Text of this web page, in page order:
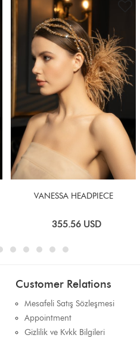
VANESSA HEADPIECE
355.56USD
Customer Relations
Mesafeli Satış Sözleşmesi
Appointment
Gizlilik ve Kvkk Bilgileri